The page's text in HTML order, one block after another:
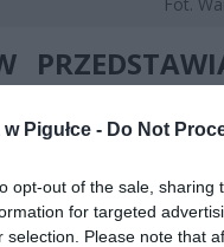
Pigułce - Do Not
opt-out of the sale,
for targeted
selection. Please note that
rozczarować
starszy specjalista
się